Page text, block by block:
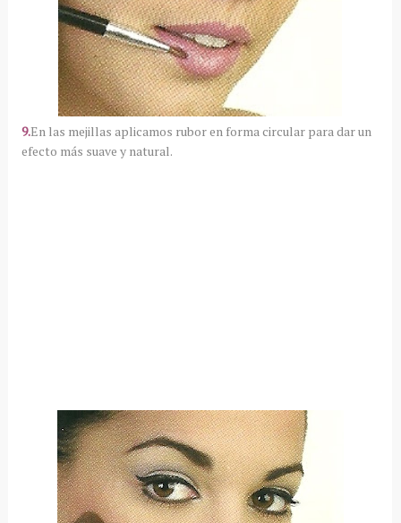
9.En las mejillas aplicamos rubor en forma circular para dar un
efecto más suave y natural.